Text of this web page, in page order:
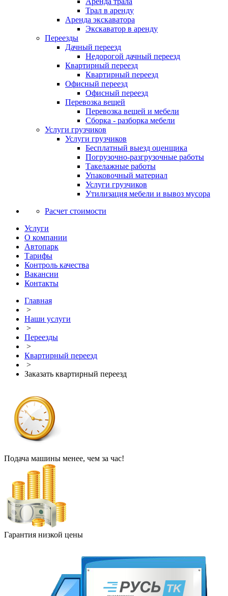
Трал в аренду
Аренда экскаватора
Экскаватор в аренду
Переезды
Дачный переезд
Недорогой дачный переезд
Квартирный переезд
Квартирный переезд
Офисный переезд
Офисный переезд
Перевозка вещей
Перевозка вещей и мебели
Сборка - разборка мебели
Услуги грузчиков
Услуги грузчиков
Бесплатный выезд оценщика
Погрузочно-разгрузочные работы
Такелажные работы
Упаковочный материал
Услуги грузчиков
Утилизация мебели и вывоз мусора
Расчет стоимости
Услуги
О компании
Автопарк
Тарифы
Контроль качества
Вакансии
Контакты
Главная
>
Наши услуги
>
Переезды
>
Квартирный переезд
>
Заказать квартирный переезд
Подача машины менее, чем за час!
Гарантия низкой цены